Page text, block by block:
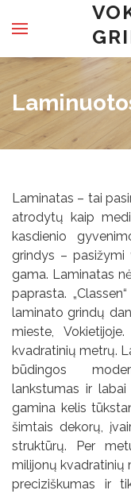
Laminatas – tai
atrodytų kaip
kasdienio
grindys – pasižymi
gama. Laminatas
paprasta.
laminato grindų
mieste,
kvadratinių metrų.
būdingos
lankstumas ir
gamina kelis
šimtais dekorų,
struktūrų. Per
milijonų kvadratinių
preciziškumas ir